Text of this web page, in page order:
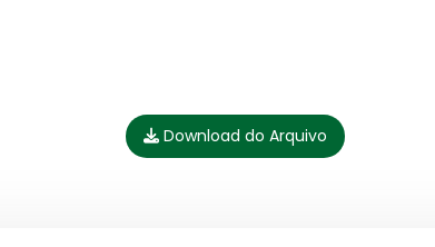
Download do Arquivo